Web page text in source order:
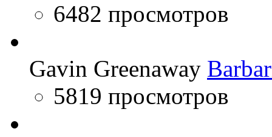
6482 просмотров
Gavin Greenaway
5819 просмотров